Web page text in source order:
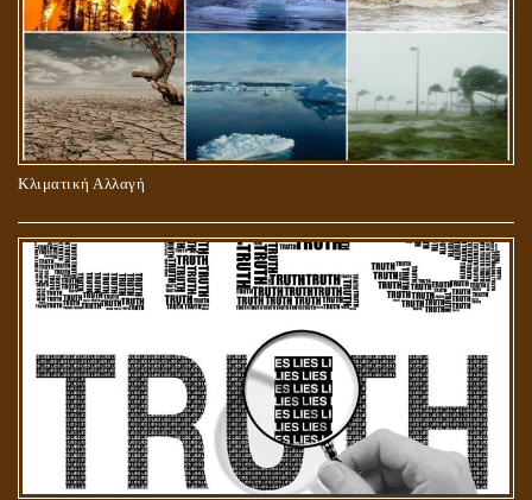
Κλιματική Αλλαγή
ΠΕΡΙ ΠΡΟΣΕΥΧΗΣ, ΝΗΣΤΕΙΑΣ ΚΑΙ ΕΛΕΗΜΟΣΥΝΗΣ
ΣΤΑΥΡΩΣΗ ΤΟΥ ΧΡΙΣΤΟΥ: ΜΥΘΟΣ Ή ΠΡΑΓΜΑΤΙΚΟΤΗΤΑ;